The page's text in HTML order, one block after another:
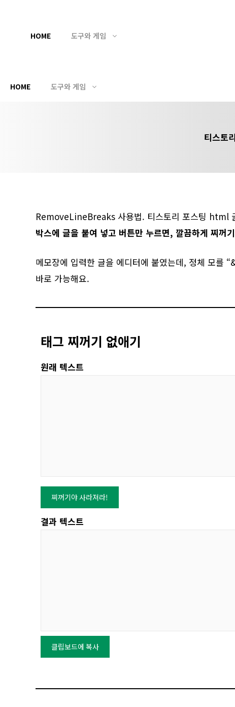
HOME 도구와 게임
HOME 도구와 게임
티스토
RemoveLineBreaks 사용법. 티스토리 포스팅 html
박스에 글을 붙여 넣고 버튼만 누르면, 깔끔하게 찌꺼
메모장에 입력한 글을 에디터에 붙였는데, 정체 모
바로 가능해요.
태그 찌꺼기 없애기
원래 텍스트
찌꺼기야 사라져라!
결과 텍스트
클립보드에 복사